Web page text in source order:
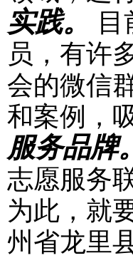
实践。
员，有许
会的微信
和案例，
服务品牌
志愿服务
为此，就
州省龙里